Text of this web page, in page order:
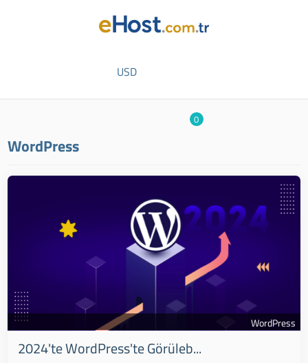
USD
0
WordPress
WordPress
2024'te WordPress'te Görüleb...